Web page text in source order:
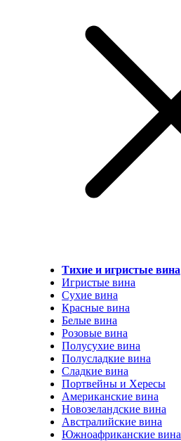
Тихие и игристые вина
Игристые вина
Сухие вина
Красные вина
Белые вина
Розовые вина
Полусухие вина
Полусладкие вина
Сладкие вина
Портвейны и Хересы
Американские вина
Новозеландские вина
Австралийские вина
Южноафриканские вина